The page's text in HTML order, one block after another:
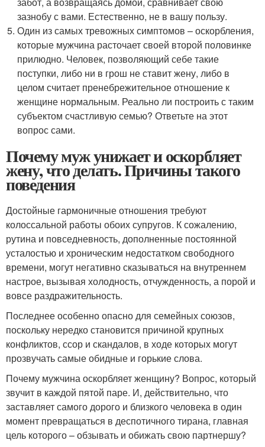
зазнобу с вами. Естественно, не в вашу пользу.
Один из самых тревожных симптомов – оскорбления,
которые мужчина расточает своей второй половинке
прилюдно. Человек, позволяющий себе такие
поступки, либо ни в грош не ставит жену, либо в
целом считает пренебрежительное отношение к
женщине нормальным. Реально ли построить с таким
субъектом счастливую семью? Ответьте на этот
вопрос сами.
Почему муж унижает и оскорбляет
жену, что делать. Причины такого
поведения
Достойные гармоничные отношения требуют
колоссальной работы обоих супругов. К сожалению,
рутина и повседневность, дополненные постоянной
усталостью и хроническим недостатком свободного
времени, могут негативно сказываться на внутреннем
настрое, вызывая холодность, отчужденность, а порой и
вовсе раздражительность.
Последнее особенно опасно для семейных союзов,
поскольку нередко становится причиной крупных
конфликтов, ссор и скандалов, в ходе которых могут
прозвучать самые обидные и горькие слова.
Почему мужчина оскорбляет женщину? Вопрос, который
звучит в каждой пятой паре. И, действительно, что
заставляет самого дорого и близкого человека в один
момент превращаться в деспотичного тирана, главная
цель которого – обзывать и обижать свою партнершу?